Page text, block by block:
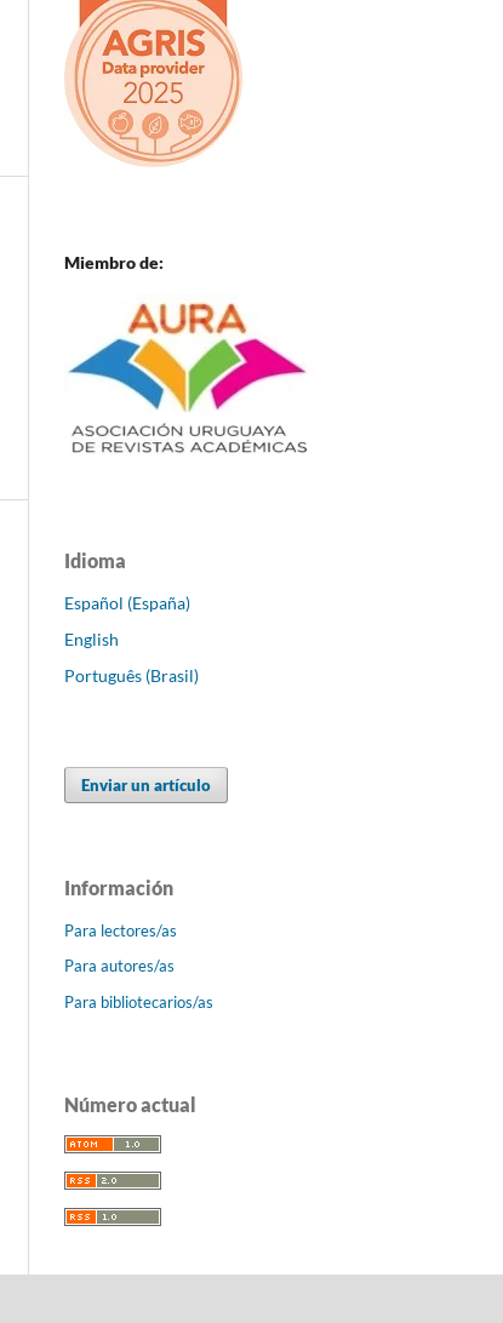
Miembro de:
Idioma
Español (España)
English
Português (Brasil)
Enviar un artículo
Información
Para lectores/as
Para autores/as
Para bibliotecarios/as
Número actual